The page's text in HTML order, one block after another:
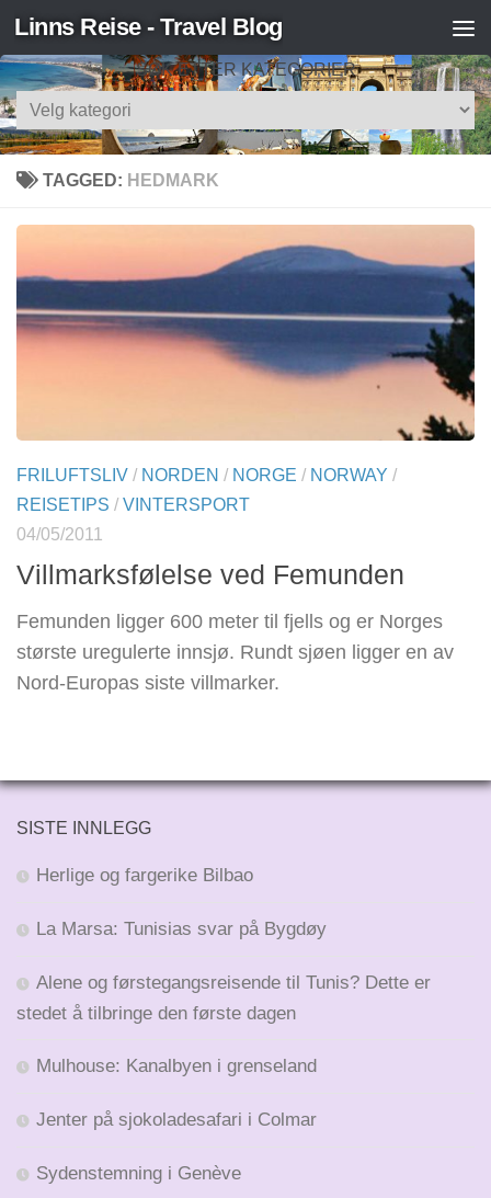
Skip to content
Linns Reise - Travel Blog
SØK ETTER KATEGORIER
Søk
etter
TAGGED: HEDMARK
FRILUFTSLIV / NORDEN / NORGE / NORWAY /
REISETIPS / VINTERSPORT
04/05/2011
Villmarksfølelse ved Femunden
Femunden ligger 600 meter til fjells og er Norges
største uregulerte innsjø. Rundt sjøen ligger en av
Nord-Europas siste villmarker.
SISTE INNLEGG
Herlige og fargerike Bilbao
La Marsa: Tunisias svar på Bygdøy
Alene og førstegangsreisende til Tunis? Dette er
stedet å tilbringe den første dagen
Mulhouse: Kanalbyen i grenseland
Jenter på sjokoladesafari i Colmar
Sydenstemning i Genève